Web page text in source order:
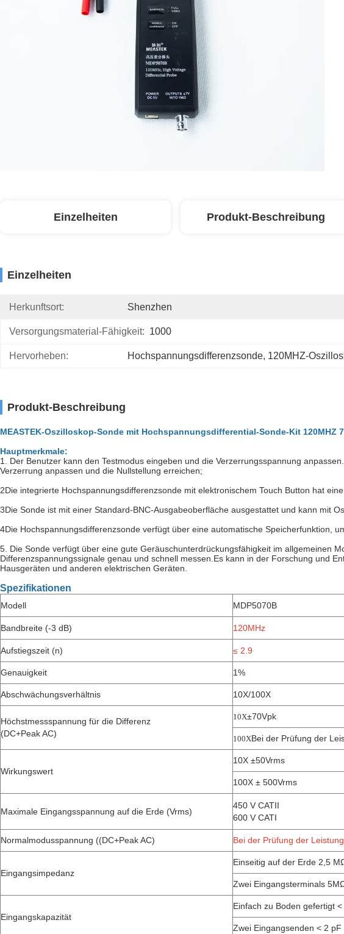
Einzelheiten Produkt-Beschreibung
Einzelheiten
Herkunftsort: Shenzhen
Versorgungsmaterial-Fähigkeit: 1000
Hervorheben: Hochspannungsdifferenzsonde, 120MHZ-
Produkt-Beschreibung
MEASTEK-Oszilloskop-Sonde mit Hochspannungsdifferential-Sonde-Kit 120MHZ
Hauptmerkmale:
1. Der Benutzer kann den Testmodus eingeben und die Verzerrungsspannung
Verzerrung anpassen und die Nullstellung erreichen;
2Die integrierte Hochspannungsdifferenzsonde mit elektronischem Touch Button hat
3Die Sonde ist mit einer Standard-BNC-Ausgabeoberfläche ausgestattet und kann mit
4Die Hochspannungsdifferenzsonde verfügt über eine automatische Speicherfunktion,
5. Die Sonde verfügt über eine gute Geräuschunterdrückungsfähigkeit im allgemeinen
Differenzspannungssignale genau und schnell messen.Es kann in der Forschung und
Hausgeräten und anderen elektrischen Geräten.
Spezifikationen
Modell MDP5070B
Bandbreite (-3 dB) 120MHz
Aufstiegszeit (n) ≤ 2.9
Genauigkeit 1%
Abschwächungsverhältnis 10X/100X
Höchstmessspannung für die Differenz
(DC+Peak AC)
10X±70Vpk
100XBei der Prüfung der
Wirkungswert
10X ±50Vrms
100X ± 500Vrms
Maximale Eingangsspannung auf die Erde (Vrms)
450 V CATII
600 V CATI
Normalmodusspannung ((DC+Peak AC) Bei der Prüfung der
Eingangsimpedanz
Einseitig auf der Erde 2,5
Zwei Eingangsterminals
Eingangskapazität
Einfach zu Boden gefertigt <
Zwei Eingangsenden < 2 pF